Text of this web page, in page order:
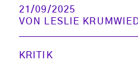
21/09/2025
VON
LESLIE
KRITIK